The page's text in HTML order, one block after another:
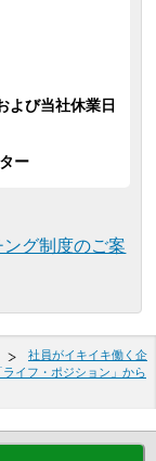
よび当社休業日
ー
グ制度のご案
社員がイキイキ働く企
ライフ・ポジション」から